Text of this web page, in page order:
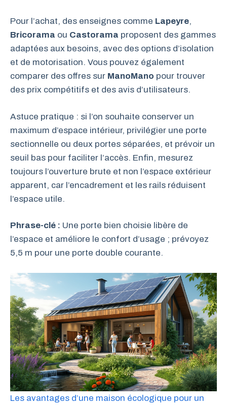
Pour l’achat, des enseignes comme Lapeyre,
Bricorama ou Castorama proposent des gammes
adaptées aux besoins, avec des options d’isolation
et de motorisation. Vous pouvez également
comparer des offres sur ManoMano pour trouver
des prix compétitifs et des avis d’utilisateurs.
Astuce pratique : si l’on souhaite conserver un
maximum d’espace intérieur, privilégier une porte
sectionnelle ou deux portes séparées, et prévoir un
seuil bas pour faciliter l’accès. Enfin, mesurez
toujours l’ouverture brute et non l’espace extérieur
apparent, car l’encadrement et les rails réduisent
l’espace utile.
Phrase-clé : Une porte bien choisie libère de
l’espace et améliore le confort d’usage ; prévoyez
5,5 m pour une porte double courante.
Les avantages d’une maison écologique pour un